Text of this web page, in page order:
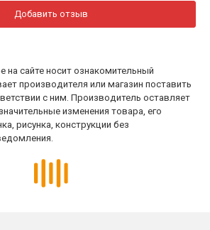
Добавить отзыв
сайте носит ознакомительный
производителя или магазин поставить
с ним. Производитель оставляет
изменения товара, его
рисунка, конструкции без